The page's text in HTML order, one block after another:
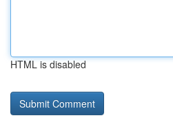
HTML is disabled